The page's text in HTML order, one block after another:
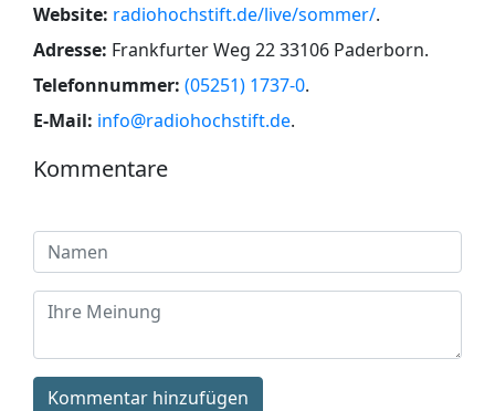
Website: radiohochstift.de/live/sommer/.
Adresse: Frankfurter Weg 22 33106 Paderborn.
Telefonnummer: (05251) 1737-0.
E-Mail: info@radiohochstift.de.
Kommentare
Kommentar hinzufügen